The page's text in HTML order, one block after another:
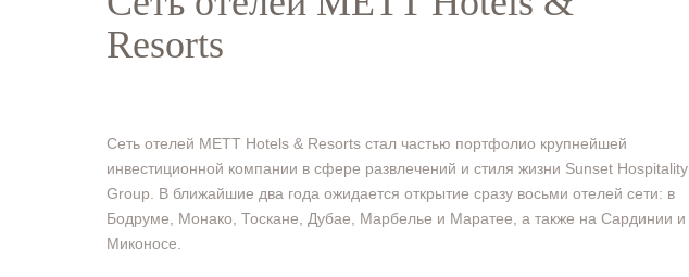
Resorts
Сеть отелей METT Hotels & Resorts стал частью портфолио крупнейшей
инвестиционной компании в сфере развлечений и стиля жизни Sunset Hospitality
Group. В ближайшие два года ожидается открытие сразу восьми отелей сети: в
Бодруме, Монако, Тоскане, Дубае, Марбелье и Маратее, а также на Сардинии и
Миконосе.